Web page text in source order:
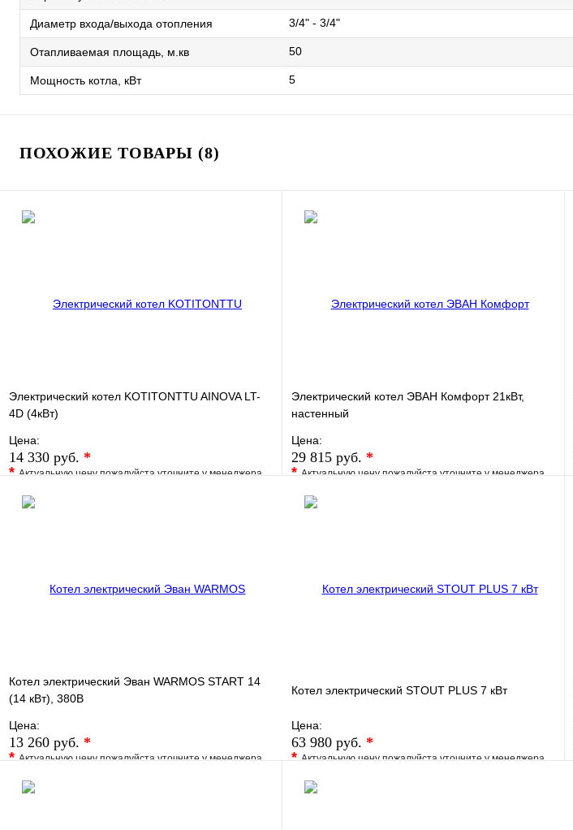
Диаметр входа/выхода отопления 3/4" - 3/4"
Отапливаемая площадь, м.кв 50
Мощность котла, кВт 5
ПОХОЖИЕ ТОВАРЫ (8)
Электрический котел KOTITONTTU AINOVA LT-
4D (4кВт)
Цена:
14 330 руб. *
*Актуальную цену пожалуйста уточните у менеджера
В избранное
Электрический котел ЭВАН Комфорт 21кВт,
настенный
Цена:
29 815 руб. *
*Актуальную цену пожалуйста уточните у менеджера
В избранное
Котел электрический Эван WARMOS START 14
(14 кВт), 380В
Цена:
13 260 руб. *
*Актуальную цену пожалуйста уточните у менеджера
В избранное
Котел электрический STOUT PLUS 7 кВт
Цена:
63 980 руб. *
*Актуальную цену пожалуйста уточните у менеджера
В избранное